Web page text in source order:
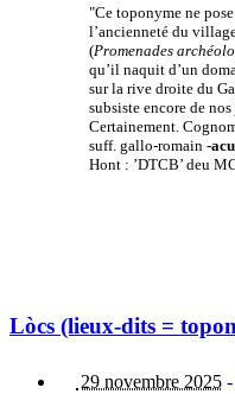
"Ce toponyme ne
l’ancienneté du
(Promenades
qu’il naquit d’un
sur la rive droite du
subsiste encore de
Certainement.
suff. gallo-romain -
Hont : ’DTCB’ deu
Lòcs (lieux-dits =
29 novembre 2025 -